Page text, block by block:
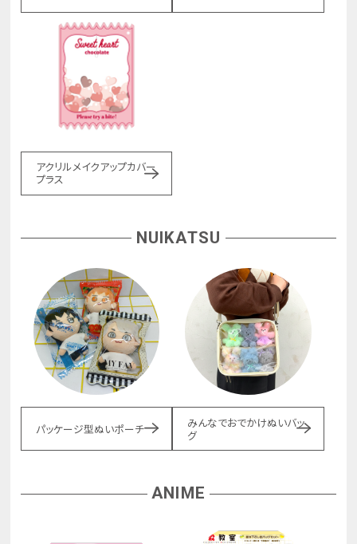
アクリルメイクアップカバー
プラス
NUIKATSU
パッケージ型ぬいポーチ
みんなでおでかけぬいバッ
グ
ANIME